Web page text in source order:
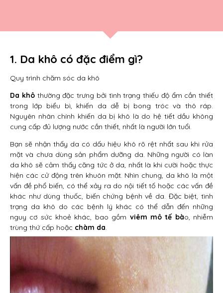
1. Da khô có đặc điểm gì?
Quy trình chăm sóc da khô
Da khôthường đặc trưng bởi tình trạng thiếu độ ẩm cần thiết
trong lớp biểu bì, khiến da dễ bị bong tróc và thô ráp.
Nguyên nhân chính khiến da bị khô là do hệ tiết dầu không
cung cấp đủ lượng nước cần thiết, nhất là người lớn tuổi.
Bạn sẽ nhận thấy da có dấu hiệu khô rõ rệt nhất sau khi rửa
mặt và chưa dùng sản phẩm dưỡng da. Những người có làn
da khô sẽ cảm thấy căng tức ở da, nhất là khi cười hoặc thực
hiện các cử động trên khuôn mặt. Nhìn chung, da khô là một
vấn đề phổ biến, có thể xảy ra do nội tiết tố hoặc các vấn đề
khác như dùng thuốc, biến chứng bệnh về da. Đặc biệt, tình
trạng da khô do các bệnh lý khác có thể dẫn đến những
nguy cơ sức khoẻ khác, bao gồm viêm mô tế bào, nhiễm
trùng thứ cấp hoặc chàm da.